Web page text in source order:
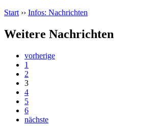
Start ›› Infos: Nachrichten
Weitere Nachrichten
vorherige
1
2
3
4
5
6
nächste